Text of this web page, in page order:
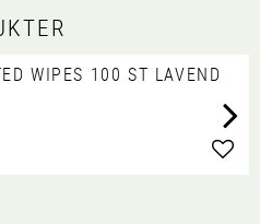
WIPES 100 ST LAVEND